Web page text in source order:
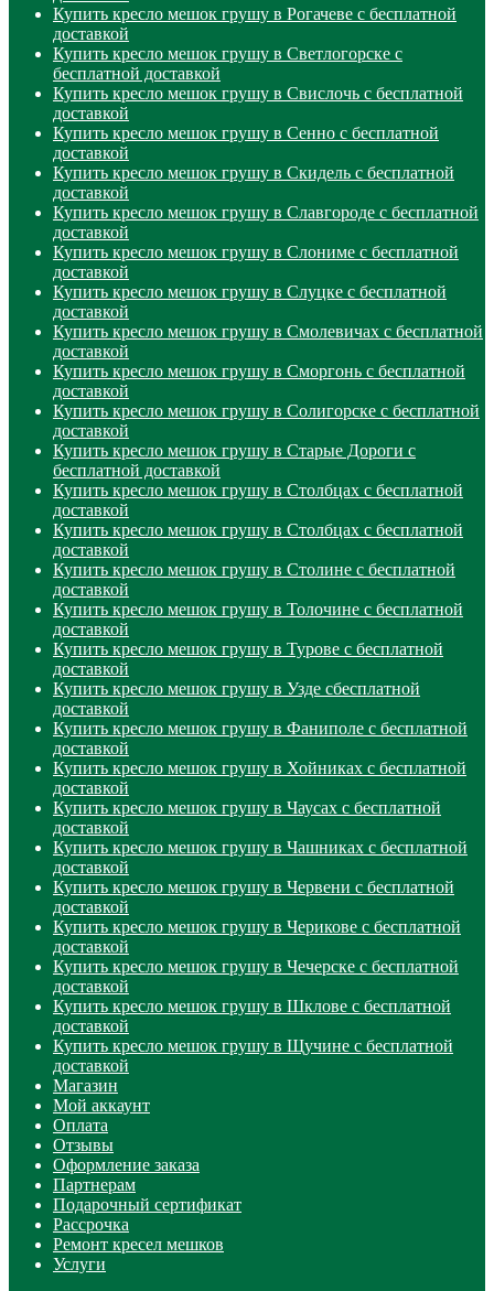
Купить кресло мешок грушу в Рогачеве с бесплатной
доставкой
Купить кресло мешок грушу в Светлогорске с
бесплатной доставкой
Купить кресло мешок грушу в Свислочь с бесплатной
доставкой
Купить кресло мешок грушу в Сенно с бесплатной
доставкой
Купить кресло мешок грушу в Скидель с бесплатной
доставкой
Купить кресло мешок грушу в Славгороде с бесплатной
доставкой
Купить кресло мешок грушу в Слониме с бесплатной
доставкой
Купить кресло мешок грушу в Слуцке с бесплатной
доставкой
Купить кресло мешок грушу в Смолевичах с бесплатной
доставкой
Купить кресло мешок грушу в Сморгонь с бесплатной
доставкой
Купить кресло мешок грушу в Солигорске с бесплатной
доставкой
Купить кресло мешок грушу в Старые Дороги с
бесплатной доставкой
Купить кресло мешок грушу в Столбцах с бесплатной
доставкой
Купить кресло мешок грушу в Столбцах с бесплатной
доставкой
Купить кресло мешок грушу в Столине с бесплатной
доставкой
Купить кресло мешок грушу в Толочине с бесплатной
доставкой
Купить кресло мешок грушу в Турове с бесплатной
доставкой
Купить кресло мешок грушу в Узде сбесплатной
доставкой
Купить кресло мешок грушу в Фаниполе с бесплатной
доставкой
Купить кресло мешок грушу в Хойниках с бесплатной
доставкой
Купить кресло мешок грушу в Чаусах с бесплатной
доставкой
Купить кресло мешок грушу в Чашниках с бесплатной
доставкой
Купить кресло мешок грушу в Червени с бесплатной
доставкой
Купить кресло мешок грушу в Черикове с бесплатной
доставкой
Купить кресло мешок грушу в Чечерске с бесплатной
доставкой
Купить кресло мешок грушу в Шклове с бесплатной
доставкой
Купить кресло мешок грушу в Щучине с бесплатной
доставкой
Магазин
Мой аккаунт
Оплата
Отзывы
Оформление заказа
Партнерам
Подарочный сертификат
Рассрочка
Ремонт кресел мешков
Услуги